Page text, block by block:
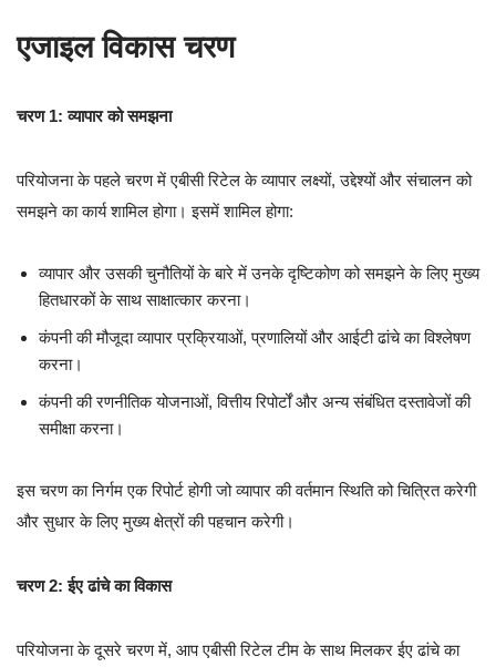
एजाइल विकास चरण
चरण 1: व्यापार को समझना
परियोजना के पहले चरण में एबीसी रिटेल के व्यापार लक्ष्यों, उद्देश्यों और संचालन को
समझने का कार्य शामिल होगा। इसमें शामिल होगा:
व्यापार और उसकी चुनौतियों के बारे में उनके दृष्टिकोण को समझने के लिए मुख्य
हितधारकों के साथ साक्षात्कार करना।
कंपनी की मौजूदा व्यापार प्रक्रियाओं, प्रणालियों और आईटी ढांचे का विश्लेषण
करना।
कंपनी की रणनीतिक योजनाओं, वित्तीय रिपोर्टों और अन्य संबंधित दस्तावेजों की
समीक्षा करना।
इस चरण का निर्गम एक रिपोर्ट होगी जो व्यापार की वर्तमान स्थिति को चित्रित करेगी
और सुधार के लिए मुख्य क्षेत्रों की पहचान करेगी।
चरण 2: ईए ढांचे का विकास
परियोजना के दूसरे चरण में, आप एबीसी रिटेल टीम के साथ मिलकर ईए ढांचे का